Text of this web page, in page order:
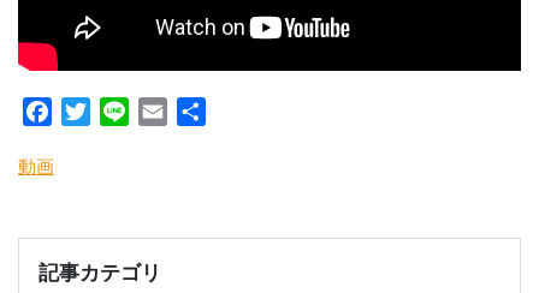
Facebook
TwitterLine Email
動画
記事カテゴリ